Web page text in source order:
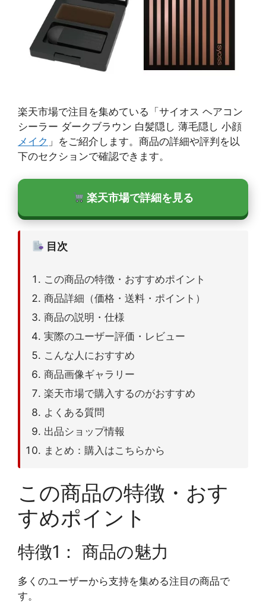
楽天市場で注目を集めている「サイオス ヘアコン
シーラー ダークブラウン 白髪隠し 薄毛隠し 小顔
メイク 」をご紹介します。商品の詳細や評判を以
下のセクションで確認できます。
楽天市場で詳細を見る
目次
この商品の特徴・おすすめポイント
商品詳細（価格・送料・ポイント）
商品の説明・仕様
実際のユーザー評価・レビュー
こんな人におすすめ
商品画像ギャラリー
楽天市場で購入するのがおすすめ
よくある質問
出品ショップ情報
まとめ：購入はこちらから
この商品の特徴・おす
すめポイント
特徴1： 商品の魅力
多くのユーザーから支持を集める注目の商品で
す。